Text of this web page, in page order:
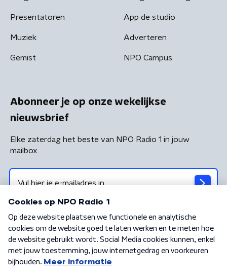
Presentatoren
Muziek
Gemist
App de studio
Adverteren
NPO Campus
Abonneer je op onze wekelijkse
nieuwsbrief
Elke zaterdag het beste van NPO Radio 1 in jouw
mailbox
Algemene voorwaarden